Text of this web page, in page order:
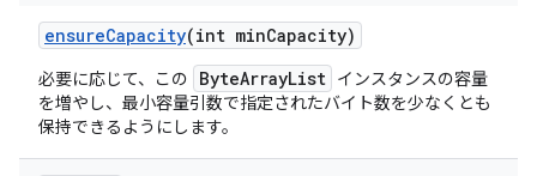
ensureCapacity(int minCapacity)
必要に応じて、この ByteArrayList インスタンスの容量
を増やし、最小容量引数で指定されたバイト数を少なくとも
保持できるようにします。